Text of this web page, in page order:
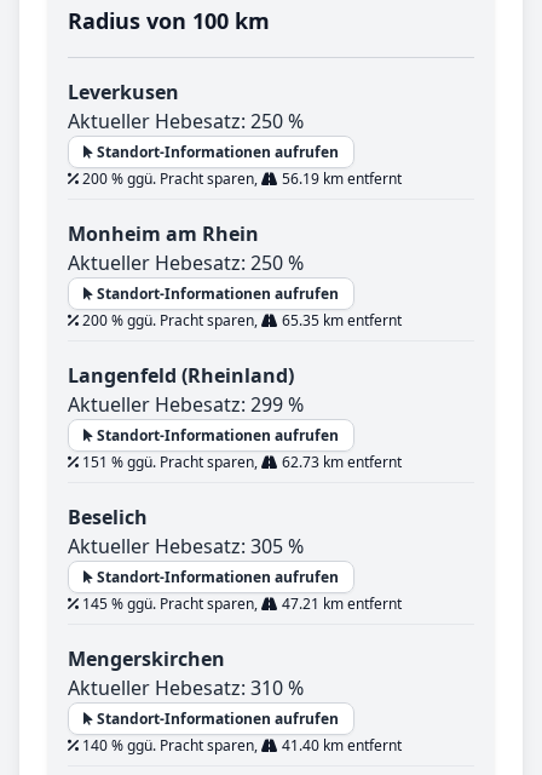
Radius von 100 km
Leverkusen
Aktueller Hebesatz: 250 %
Standort-Informationen aufrufen
200 % ggü. Pracht sparen,
56.19 km entfernt
Monheim am Rhein
Aktueller Hebesatz: 250 %
Standort-Informationen aufrufen
200 % ggü. Pracht sparen,
65.35 km entfernt
Langenfeld (Rheinland)
Aktueller Hebesatz: 299 %
Standort-Informationen aufrufen
151 % ggü. Pracht sparen,
62.73 km entfernt
Beselich
Aktueller Hebesatz: 305 %
Standort-Informationen aufrufen
145 % ggü. Pracht sparen,
47.21 km entfernt
Mengerskirchen
Aktueller Hebesatz: 310 %
Standort-Informationen aufrufen
140 % ggü. Pracht sparen,
41.40 km entfernt